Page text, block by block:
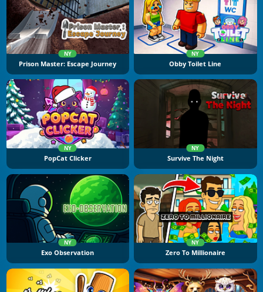
NY
Prison Master: Escape Journey
NY
Obby Toilet Line
NY
PopCat Clicker
NY
Survive The Night
NY
Exo Observation
NY
Zero To Millionaire